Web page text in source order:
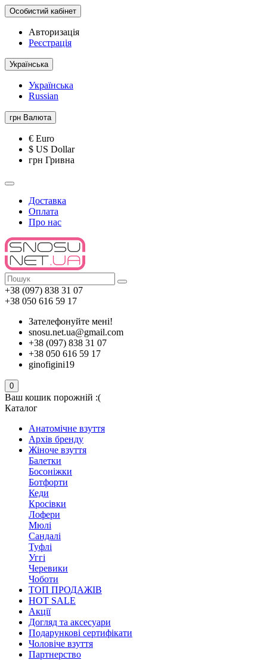
Особистий кабінет
Авторизація
Реєстрація
Українська
Українська
Russian
грн Валюта
€ Euro
$ US Dollar
грн Гривна
Доставка
Оплата
Про нас
+38 (097) 838 31 07
+38 050 616 59 17
Зателефонуйте мені!
snosu.net.ua@gmail.com
+38 (097) 838 31 07
+38 050 616 59 17
ginofigini19
0
Ваш кошик порожній :(
Каталог
Анатомічне взуття
Архів бренду
Жіноче взуття
Балетки
Босоніжки
Ботфорти
Кеди
Кросівки
Лофери
Мюлі
Сандалі
Туфлі
Уггі
Черевики
Чоботи
ТОП ПРОДАЖІВ
HOT SALE
Акції
Догляд та аксесуари
Подарункові сертифікати
Чоловіче взуття
Партнерство